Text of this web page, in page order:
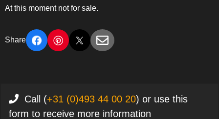
At this moment not for sale.
Share
Call (+31 (0)493 44 00 20) or use this
form to receive more information